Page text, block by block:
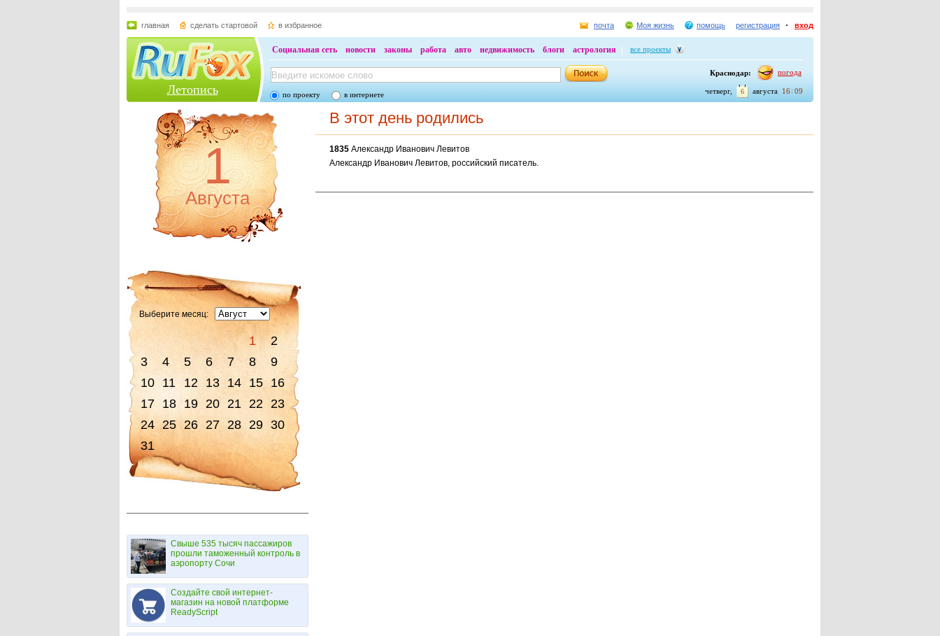
главная сделать стартовой в избранное почта Моя жизнь помощь регистрация вход
Летопись
Социальная сеть новости законы работа авто недвижимость блоги астрология все проекты
Краснодар: погода
16: 09
августа
6
четверг,
по проекту в интернете
1
Августа
Выберите месяц:
1
2
3
4 5 6 7 8
9
10 11 12 13 14 15 16
17 18 19 20 21 22 23
24 25 26 27 28 29 30
31
Свыше 535 тысяч пассажиров
прошли таможенный контроль в
аэропорту Сочи
Создайте свой интернет-
магазин на новой платформе
ReadyScript
В этот день родились
1835 Александр Иванович Левитов
Александр Иванович Левитов, российский писатель.